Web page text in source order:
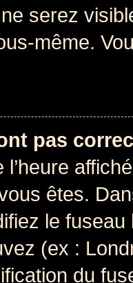
serez
même.
pas
l’heure
êtes.
le fuseau
(ex :
du